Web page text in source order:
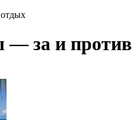
— за и против